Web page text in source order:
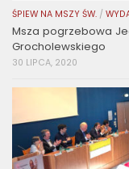
ŚPIEW NA MSZY ŚW. /
Msza pogrzebowa
Grocholewskiego
30 LIPCA, 2020